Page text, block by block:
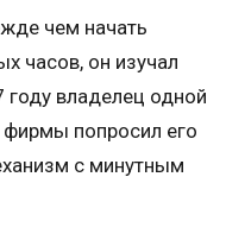
чем начать
часов, он изучал
владелец одной
попросил его
с минутным